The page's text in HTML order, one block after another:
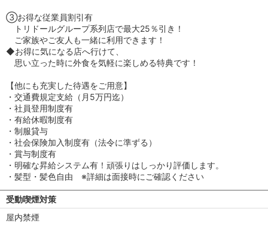
③お得な従業員割引有
トリドールグループ系列店で最大25％引き！
ご家族やご友人も一緒に利用できます！
◆お得に気になる店へ行けて、
思い立った時に外食を気軽に楽しめる特典です！
【他にも充実した待遇をご用意】
・交通費規定支給（月5万円迄）
・社員登用制度有
・有給休暇制度有
・制服貸与
・社会保険加入制度有（法令に準ずる）
・賞与制度有
・明確な昇給システム有！頑張りはしっかり評価します。
・髪型・髪色自由 ※詳細は面接時にご確認ください
受動喫煙対策
屋内禁煙